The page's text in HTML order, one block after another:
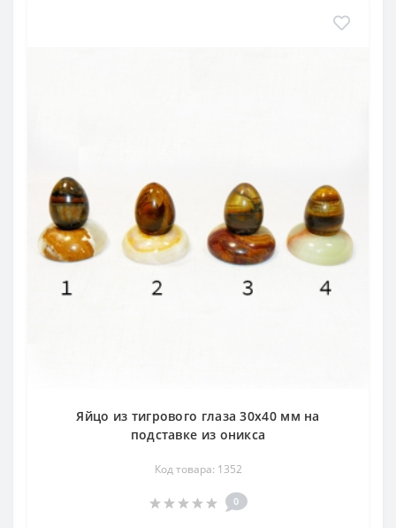
Яйцо из тигрового глаза 30х40 мм на
подставке из оникса
Код товара: 1352
0